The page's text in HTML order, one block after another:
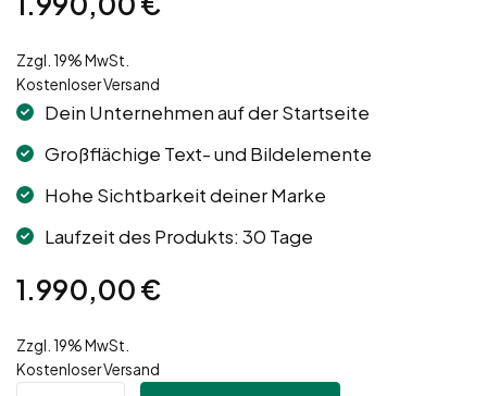
Zzgl. 19% MwSt.
Kostenloser Versand
Dein Unternehmen auf der Startseite
Großflächige Text- und Bildelemente
Hohe Sichtbarkeit deiner Marke
Laufzeit des Produkts: 30 Tage
1.990,00€
Zzgl. 19% MwSt.
Kostenloser Versand